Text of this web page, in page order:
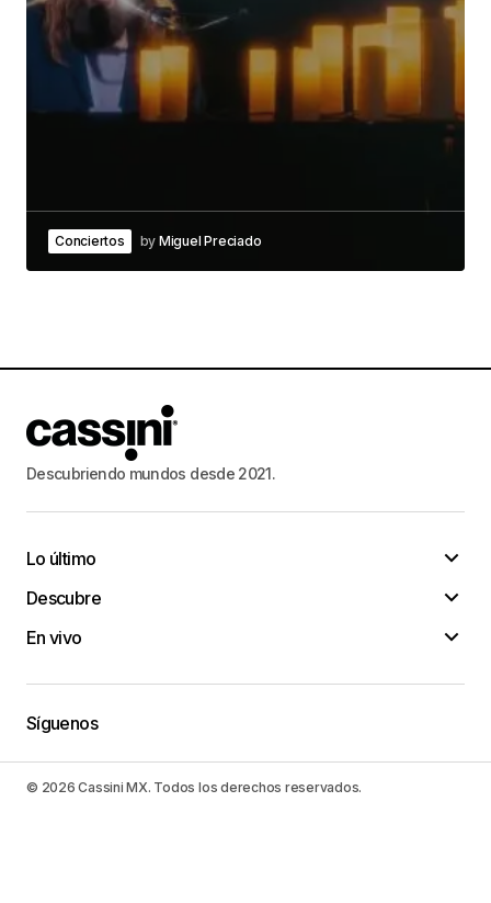
Conciertos by Miguel Preciado
Descubriendo mundos desde 2021.
Lo último
Descubre
En vivo
Síguenos
© 2026 Cassini MX. Todos los derechos reservados.